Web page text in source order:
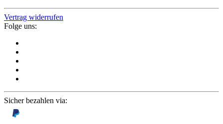
Vertrag widerrufen
Folge uns:
Sicher bezahlen via: